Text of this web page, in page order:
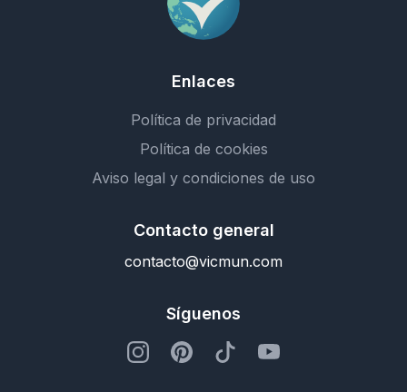
Enlaces
Política de privacidad
Política de cookies
Aviso legal y condiciones de uso
Contacto general
contacto@vicmun.com
Síguenos